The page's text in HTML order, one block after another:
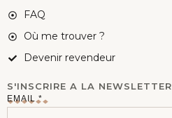
FAQ
Où me trouver ?
Devenir revendeur
S'INSCRIRE A LA NEWSLETTER
E
EMAIL*